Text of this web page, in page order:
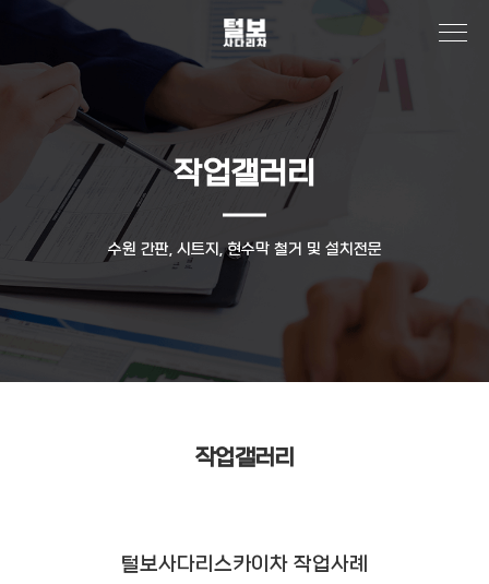
작업갤러리
수원 간판, 시트지, 현수막 철거 및 설치전문
작업갤러리
털보사다리스카이차 작업사례